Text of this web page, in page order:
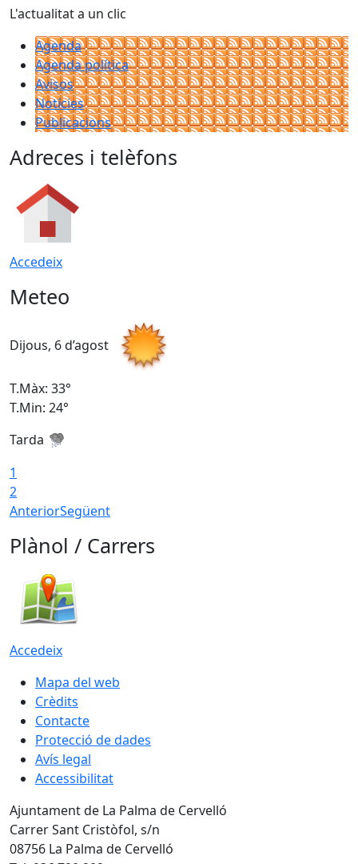
L'actualitat a un clic
Agenda
Agenda política
Avisos
Notícies
Publicacions
Adreces i telèfons
Accedeix
Meteo
Dijous, 6 d’agost
T.Màx: 33°
T.Min: 24°
Tarda
1
2
AnteriorSegüent
Plànol / Carrers
Accedeix
Mapa del web
Crèdits
Contacte
Protecció de dades
Avís legal
Accessibilitat
Ajuntament de La Palma de Cervelló
Carrer Sant Cristòfol, s/n
08756 La Palma de Cervelló